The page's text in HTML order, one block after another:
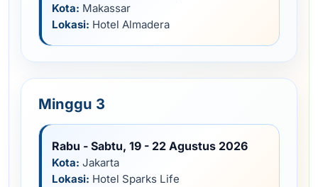
Kota: Makassar
Lokasi: Hotel Almadera
Minggu 3
Rabu - Sabtu, 19 - 22 Agustus 2026
Kota: Jakarta
Lokasi: Hotel Sparks Life